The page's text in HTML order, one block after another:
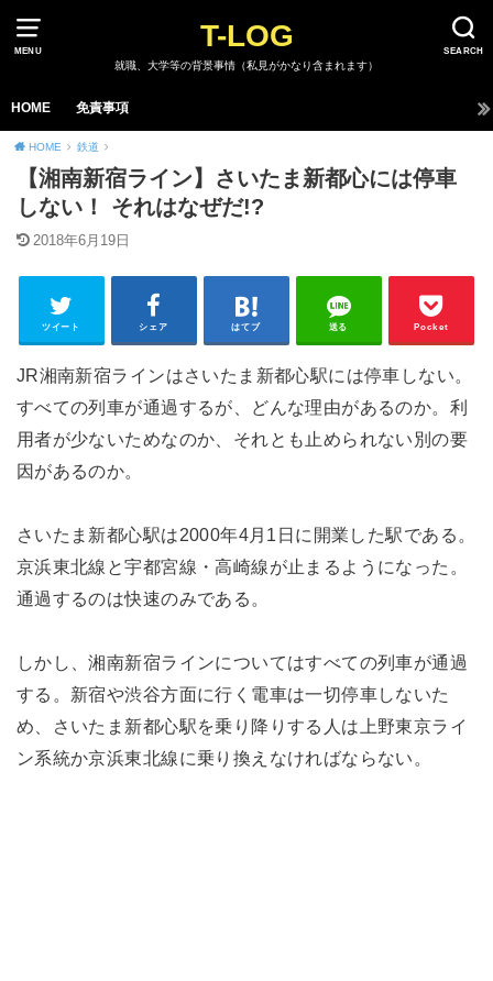
MENU SEARCH
T-LOG
就職、大学等の背景事情（私見がかなり含まれます）
HOME 免責事項
HOME 鉄道
【湘南新宿ライン】さいたま新都心には停車
しない！ それはなぜだ!?
2018年6月19日
ツイート シェア はてブ 送る Pocket
JR湘南新宿ラインはさいたま新都心駅には停車しない。
すべての列車が通過するが、どんな理由があるのか。利
用者が少ないためなのか、それとも止められない別の要
因があるのか。
さいたま新都心駅は2000年4月1日に開業した駅である。
京浜東北線と宇都宮線・高崎線が止まるようになった。
通過するのは快速のみである。
しかし、湘南新宿ラインについてはすべての列車が通過
する。新宿や渋谷方面に行く電車は一切停車しないた
め、さいたま新都心駅を乗り降りする人は上野東京ライ
ン系統か京浜東北線に乗り換えなければならない。